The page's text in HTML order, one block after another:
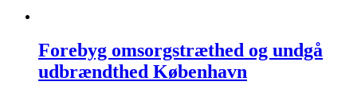
Forebyg omsorgstræthed og undgå
udbrændthed København